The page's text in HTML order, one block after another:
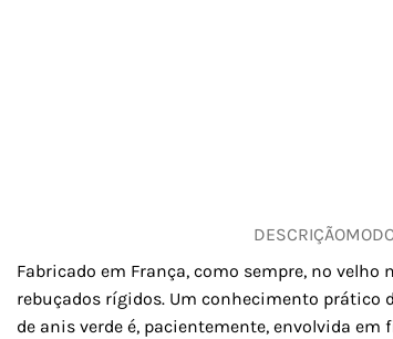
DESCRIÇÃO
Fabricado em França, como sempre, no
rebuçados rígidos. Um conhecimento prático
de anis verde é, pacientemente, envolvida